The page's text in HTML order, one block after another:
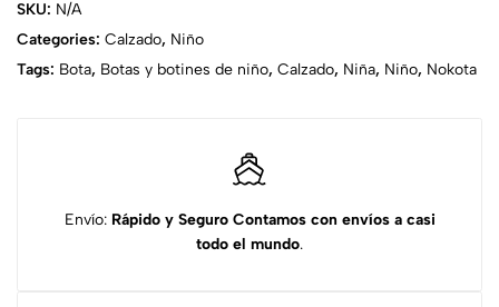
SKU: N/A
Categories: Calzado, Niño
Tags: Bota, Botas y botines de niño, Calzado, Niña, Niño, Nokota
Envío: Rápido y Seguro Contamos con envíos a casi
todo el mundo.